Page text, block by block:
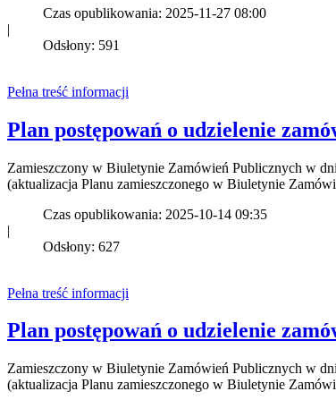
Czas opublikowania: 2025-11-27 08:00
|
Odsłony: 591
Pełna treść informacji
Plan postępowań o udzielenie
Zamieszczony w Biuletynie Zamówień Publicznych w
(aktualizacja Planu zamieszczonego w Biuletynie
Czas opublikowania: 2025-10-14 09:35
|
Odsłony: 627
Pełna treść informacji
Plan postępowań o udzielenie
Zamieszczony w Biuletynie Zamówień Publicznych w
(aktualizacja Planu zamieszczonego w Biuletynie